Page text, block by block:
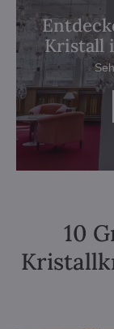
Kristall
10